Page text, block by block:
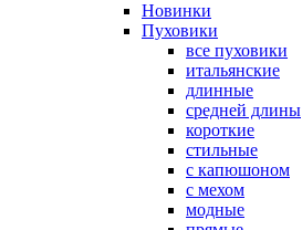
Новинки
Пуховики
все пуховики
итальянские
длинные
средней длины
короткие
стильные
с капюшоном
с мехом
модные